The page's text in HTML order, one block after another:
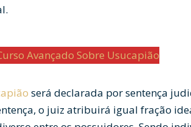
Avançado Sobre Usucapião
será declarada por sentença
o juiz atribuirá igual fração